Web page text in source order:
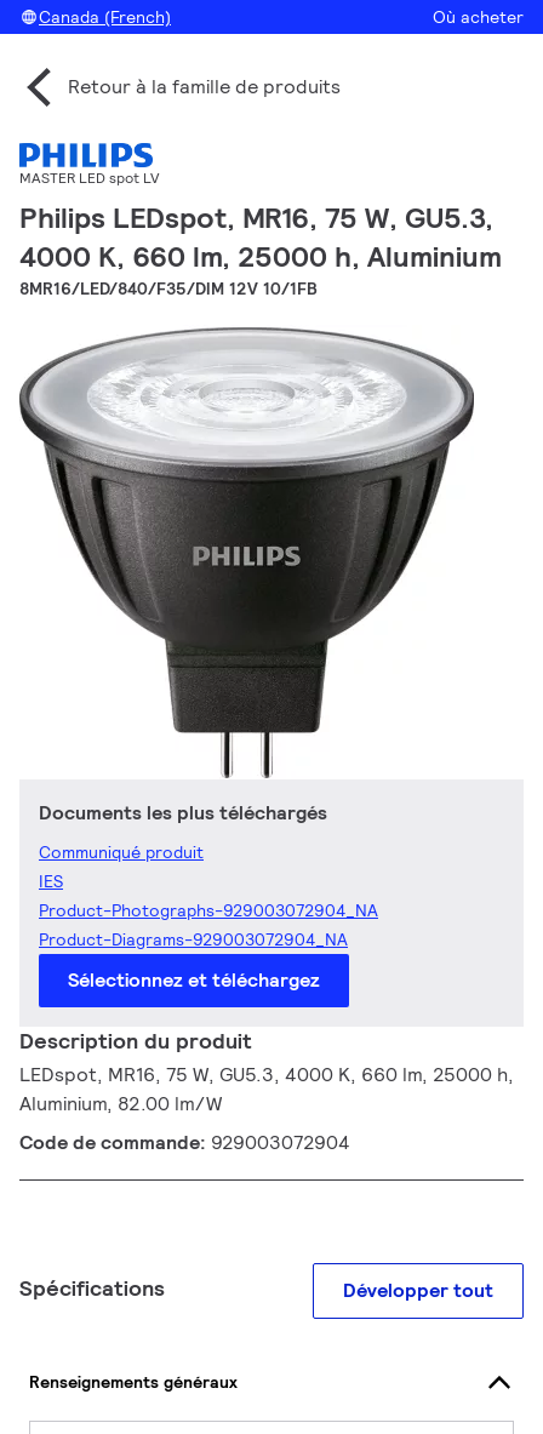
Canada (French) Où acheter
Retour à la famille de produits
MASTER LED spot LV
Philips LEDspot, MR16, 75 W, GU5.3,
4000 K, 660 lm, 25000 h, Aluminium
8MR16/LED/840/F35/DIM 12V 10/1FB
Documents les plus téléchargés
Communiqué produit
IES
Product-Photographs-929003072904_NA
Product-Diagrams-929003072904_NA
Sélectionnez et téléchargez
Description du produit
LEDspot, MR16, 75 W, GU5.3, 4000 K, 660 lm, 25000 h,
Aluminium, 82.00 lm/W
Code de commande: 929003072904
Spécifications Développer tout
Renseignements généraux